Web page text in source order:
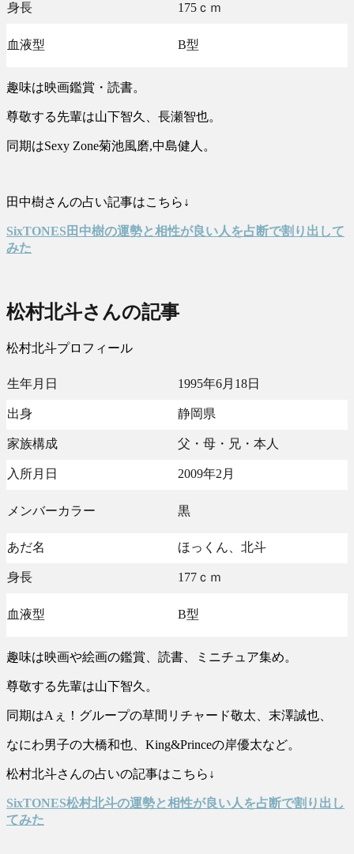
身長 175ｃｍ
血液型 B型
趣味は映画鑑賞・読書。
尊敬する先輩は山下智久、長瀬智也。
同期はSexy Zone菊池風磨,中島健人。
田中樹さんの占い記事はこちら↓
SixTONES田中樹の運勢と相性が良い人を占断で割り出して
みた
松村北斗さんの記事
松村北斗プロフィール
生年月日 1995年6月18日
出身 静岡県
家族構成 父・母・兄・本人
入所月日 2009年2月
メンバーカラー 黒
あだ名 ほっくん、北斗
身長 177ｃｍ
血液型 B型
趣味は映画や絵画の鑑賞、読書、ミニチュア集め。
尊敬する先輩は山下智久。
同期はAぇ！グループの草間リチャード敬太、末澤誠也、
なにわ男子の大橋和也、King&Princeの岸優太など。
松村北斗さんの占いの記事はこちら↓
SixTONES松村北斗の運勢と相性が良い人を占断で割り出し
てみた